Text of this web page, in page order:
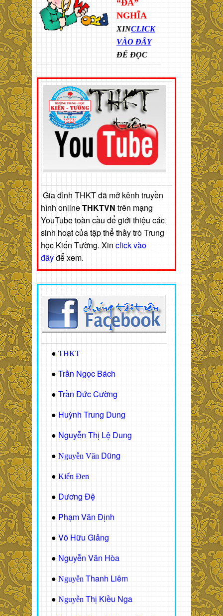
“ĐÁ”
NGHĨA
XINCLICK
VÀO ĐÂY
ĐỂ ĐỌC
Gia đình THKT đã mở kênh truyền
hình onlineTHKTVN trên mạng
YouTube toàn cầu để giới thiệu các
sinh hoạt của tập thể thầy trò Trung
học Kiến Tường. Xin click vào
đâyđể xem.
● THKT
● Trần Ngọc Bách
● Trần Đức Cường
● Huỳnh Trung Dung
● Nguyễn Thị Lệ Dung
● Nguyễn Văn Dũng
● Kiến Đen
● Dương Đệ
● Phạm Văn Định
● Võ Hữu Giảng
● Nguyễn Văn Hòa
● Nguyễn Thanh Liêm
● Nguyễn Thị Kiều Nga